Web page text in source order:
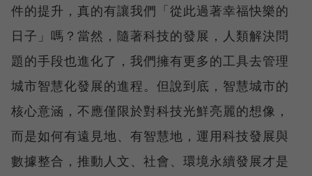
件的提升，真的有讓我們「從此過著幸福快樂的
日子」嗎？當然，隨著科技的發展，人類解決問
題的手段也進化了，我們擁有更多的工具去管理
城市智慧化發展的進程。但說到底，智慧城市的
核心意涵，不應僅限於對科技光鮮亮麗的想像，
而是如何有遠見地、有智慧地，運用科技發展與
數據整合，推動人文、社會、環境永續發展才是